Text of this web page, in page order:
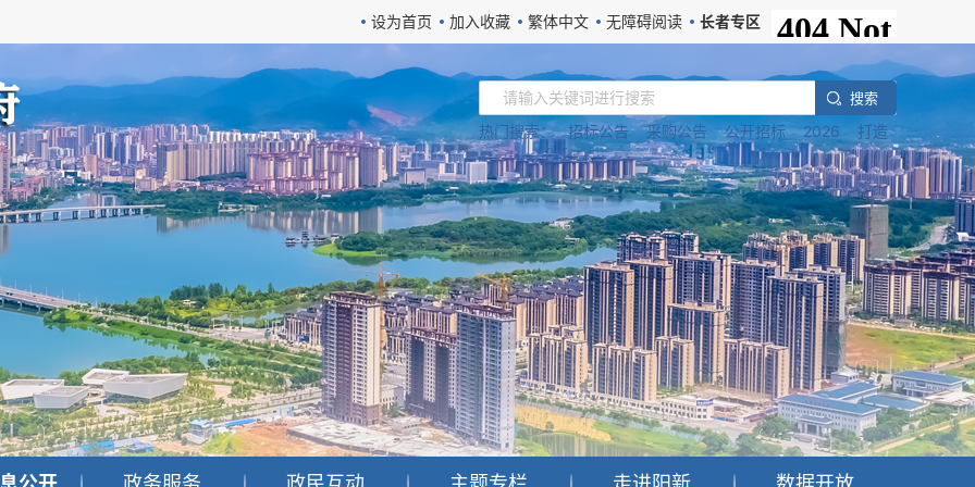
设为首页 加入收藏 繁体中文 无障碍阅读 长者专区
搜 索
热门搜索： 招标公告 采购公告 公开招标 2026 打造